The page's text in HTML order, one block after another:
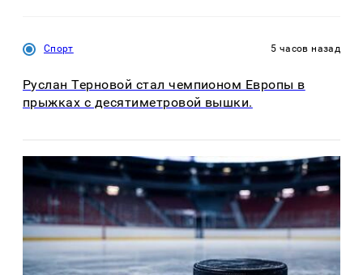
Спорт 5 часов назад
Руслан Терновой стал чемпионом Европы в
прыжках с десятиметровой вышки.